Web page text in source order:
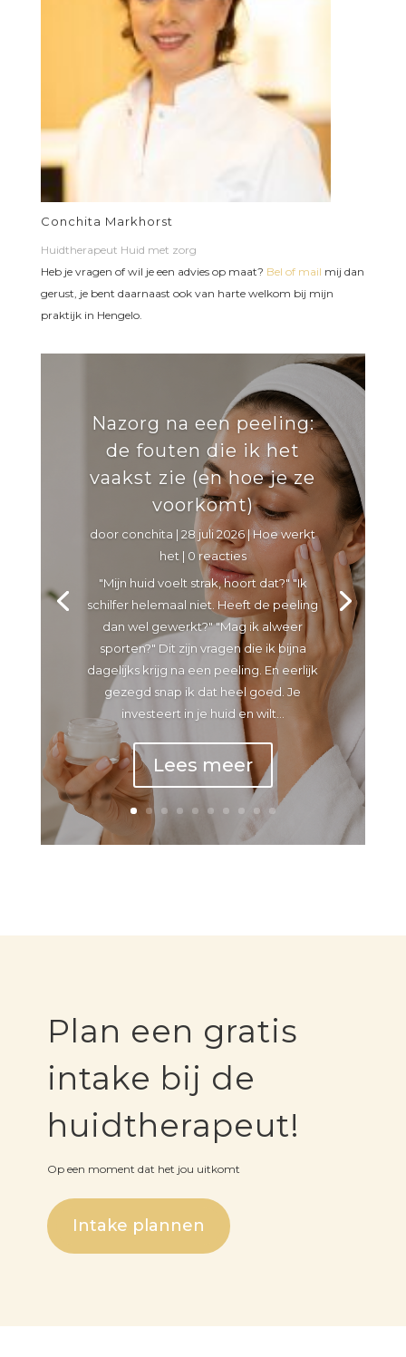
Conchita Markhorst
Huidtherapeut Huid met zorg
Heb je vragen of wil je een advies op maat? Bel of mail mij dan
gerust, je bent daarnaast ook van harte welkom bij mijn
praktijk in Hengelo.
Nazorg na een peeling:
de fouten die ik het
vaakst zie (en hoe je ze
voorkomt)
door conchita |28 juli 2026|Hoe werkt
het| 0 reacties
"Mijn huid voelt strak, hoort dat?" "Ik
schilfer helemaal niet. Heeft de peeling
dan wel gewerkt?" "Mag ik alweer
sporten?" Dit zijn vragen die ik bijna
dagelijks krijg na een peeling. En eerlijk
gezegd snap ik dat heel goed. Je
investeert in je huid en wilt...
Lees meer
Plan een gratis
intake bij de
huidtherapeut!
Op een moment dat het jou uitkomt
Intake plannen